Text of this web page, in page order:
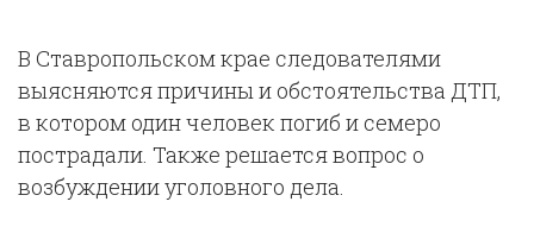
В Ставропольском крае следователями
выясняются причины и обстоятельства ДТП,
в котором один человек погиб и семеро
пострадали. Также решается вопрос о
возбуждении уголовного дела.